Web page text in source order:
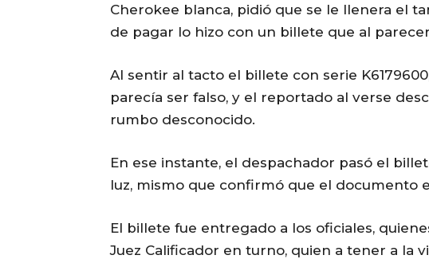
Cherokee blanca, pidió que se le llenera el
de pagar lo hizo con un billete que al
Al sentir al tacto el billete con serie
parecía ser falso, y el reportado al verse
rumbo desconocido.
En ese instante, el despachador pasó el
luz, mismo que confirmó que el documento
El billete fue entregado a los oficiales,
Juez Calificador en turno, quien a tener a la